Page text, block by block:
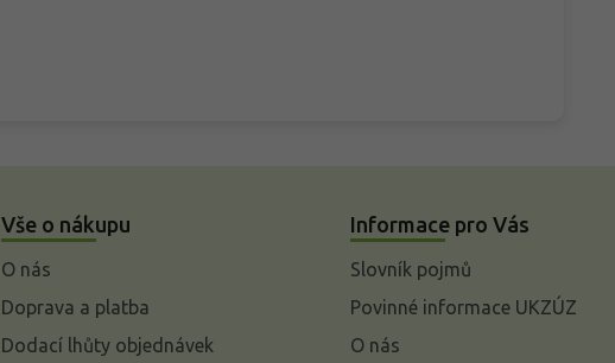
Vše o nákupu
O nás
Doprava a platba
Dodací lhůty objednávek
Informace pro Vás
Slovník pojmů
Povinné informace UKZÚZ
O nás